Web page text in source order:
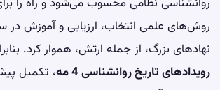
روش‌های علمی انتخاب، ارزیابی و آموزش در
نهادهای بزرگ، از جمله ارتش، هموار کرد.
رویدادهای تاریخ روانشناسی 4 مه
، تکمیل